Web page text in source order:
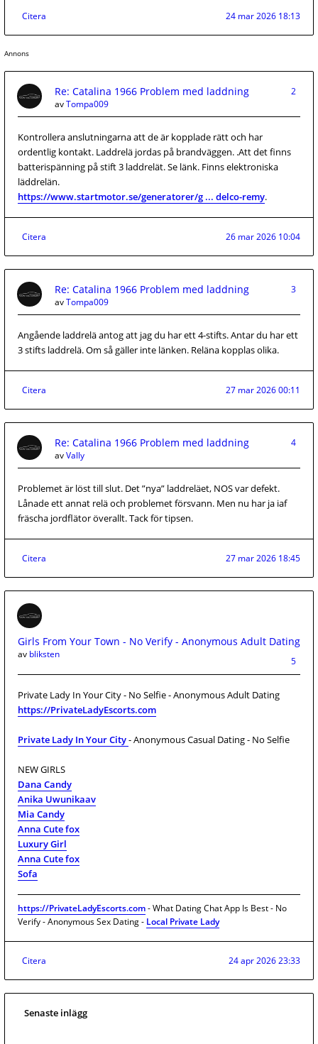
Citera 24 mar 2026 18:13
Annons
Re: Catalina 1966 Problem med laddning
2
avTompa009
Kontrollera anslutningarna att de är kopplade rätt och har
ordentlig kontakt. Laddrelä jordas på brandväggen. .Att det finns
batterispänning på stift 3 laddrelät. Se länk. Finns elektroniska
läddrelän.
https://www.startmotor.se/generatorer/g ... delco-remy.
Citera 26 mar 2026 10:04
Re: Catalina 1966 Problem med laddning
3
avTompa009
Angående laddrelä antog att jag du har ett 4-stifts. Antar du har ett
3 stifts laddrelä. Om så gäller inte länken. Reläna kopplas olika.
Citera 27 mar 2026 00:11
Re: Catalina 1966 Problem med laddning
4
avVally
Problemet är löst till slut. Det ”nya” laddreläet, NOS var defekt.
Lånade ett annat relä och problemet försvann. Men nu har ja iaf
fräscha jordflätor överallt. Tack för tipsen.
Citera 27 mar 2026 18:45
Girls From Your Town - No Verify - Anonymous Adult Dating
5
av bliksten
Private Lady In Your City - No Selfie - Anonymous Adult Dating
https://PrivateLadyEscorts.com
Private Lady In Your City- Anonymous Casual Dating - No Selfie
NEW GIRLS
Dana Candy
Anika Uwunikaav
Mia Candy
Anna Cute fox
Luxury Girl
Anna Cute fox
Sofa
https://PrivateLadyEscorts.com- What Dating Chat App Is Best - No
Verify - Anonymous Sex Dating - Local Private Lady
Citera 24 apr 2026 23:33
Senaste inlägg